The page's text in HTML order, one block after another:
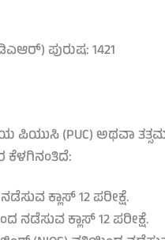
ಪುರುಷ: 1421
ಪಿಯುಸಿ (PUC) ಅಥವಾ
ಕೆಳಗಿನಂತಿದೆ:
ಕ್ಲಾಸ್ 12 ಪರೀಕ್ಷೆ.
ನಡೆಸುವ ಕ್ಲಾಸ್ 12 ಪರೀಕ್ಷೆ.